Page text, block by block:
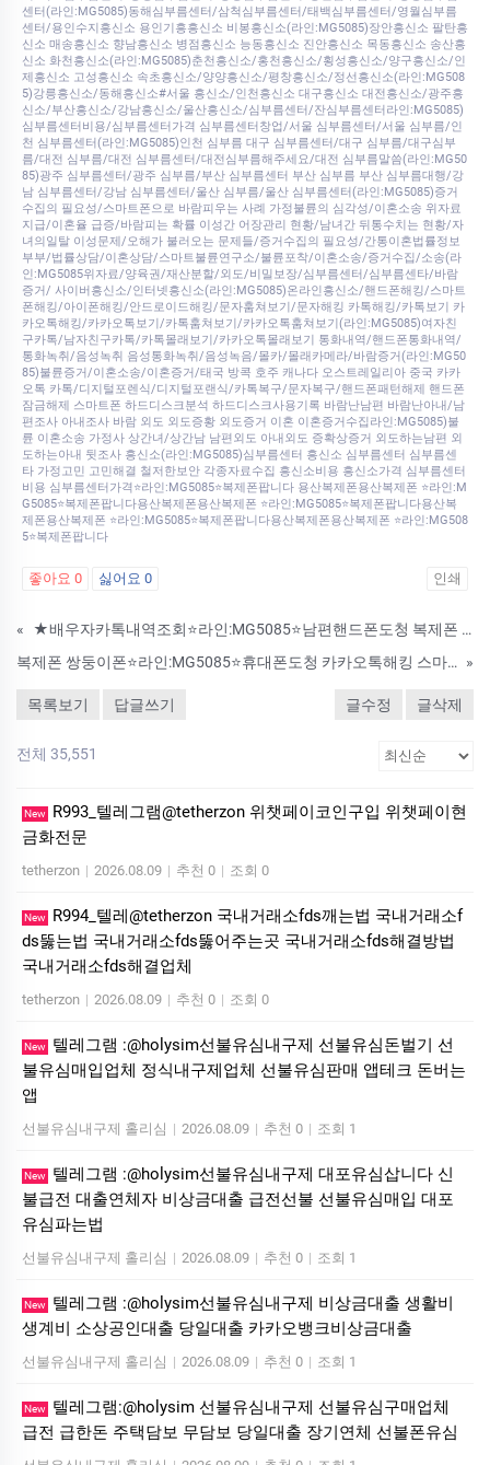
센터(라인:MG5085)동해심부름센터/삼척심부름센터/태백심부름센터/영월심부름
센터/용인수지흥신소 용인기흥흥신소 비봉흥신소(라인:MG5085)장안흥신소 팔탄흥
신소 매송흥신소 향남흥신소 병점흥신소 능동흥신소 진안흥신소 목동흥신소 송산흥
신소 화천흥신소(라인:MG5085)춘천흥신소/홍천흥신소/횡성흥신소/양구흥신소/인
제흥신소 고성흥신소 속초흥신소/양양흥신소/평창흥신소/정선흥신소(라인:MG508
5)강릉흥신소/동해흥신소#서울 흥신소/인천흥신소 대구흥신소 대전흥신소/광주흥
신소/부산흥신소/강남흥신소/울산흥신소/심부름센터/잔심부름센터라인:MG5085)
심부름센터비용/심부름센터가격 심부름센터창업/서울 심부름센터/서울 심부름/인
천 심부름센터(라인:MG5085)인천 심부름 대구 심부름센터/대구 심부름/대구심부
름/대전 심부름/대전 심부름센터/대전심부름해주세요/대전 심부름말씀(라인:MG50
85)광주 심부름센터/광주 심부름/부산 심부름센터 부산 심부름 부산 심부름대행/강
남 심부름센터/강남 심부름센터/울산 심부름/울산 심부름센터(라인:MG5085)증거
수집의 필요성/스마트폰으로 바람피우는 사례 가정불륜의 심각성/이혼소송 위자료
지급/이혼율 급증/바람피는 확률 이성간 어장관리 현황/남녀간 뒤통수치는 현황/자
녀의일탈 이성문제/오해가 불러오는 문제들/증거수집의 필요성/간통이혼법률정보
부부/법률상담/이혼상담/스마트불륜연구소/불륜포착/이혼소송/증거수집/소송(라
인:MG5085위자료/양육권/재산분할/외도/비밀보장/심부름센터/심부름센타/바람
증거/ 사이버흥신소/인터넷흥신소(라인:MG5085)온라인흥신소/핸드폰해킹/스마트
폰해킹/아이폰해킹/안드로이드해킹/문자훔쳐보기/문자해킹 카톡해킹/카톡보기 카
카오톡해킹/카카오톡보기/카톡훔쳐보기/카카오톡훔쳐보기(라인:MG5085)여자친
구카톡/남자친구카톡/카톡몰래보기/카카오톡몰래보기 통화내역/핸드폰통화내역/
통화녹취/음성녹취 음성통화녹취/음성녹음/몰카/몰래카메라/바람증거(라인:MG50
85)불륜증거/이혼소송/이혼증거/태국 방콕 호주 캐나다 오스트레일리아 중국 카카
오톡 카톡/디지털포렌식/디지털포랜식/카톡복구/문자복구/핸드폰패턴해제 핸드폰
잠금해제 스마트폰 하드디스크분석 하드디스크사용기록 바람난남편 바람난아내/남
편조사 아내조사 바람 외도 외도증황 외도증거 이혼 이혼증거수집라인:MG5085)불
륜 이혼소송 가정사 상간녀/상간남 남편외도 아내외도 증확상증거 외도하는남편 외
도하는아내 뒷조사 흥신소(라인:MG5085)심부름센터 흥신소 심부름센터 심부름센
타 가정고민 고민해결 철저한보안 각종자료수집 흥신소비용 흥신소가격 심부름센터
비용 심부름센터가격⭐라인:MG5085⭐복제폰팝니다 용산복제폰용산복제폰 ⭐라인:M
G5085⭐복제폰팝니다용산복제폰용산복제폰 ⭐라인:MG5085⭐복제폰팝니다용산복
제폰용산복제폰 ⭐라인:MG5085⭐복제폰팝니다용산복제폰용산복제폰 ⭐라인:MG508
5⭐복제폰팝니다
좋아요 0 싫어요 0 인쇄
«
★배우자카톡내역조회⭐라인:MG5085⭐남편핸드폰도청 복제폰 카카오톡해킹 핸드폰해킹
복제폰 쌍둥이폰⭐라인:MG5085⭐휴대폰도청 카카오톡해킹 스마트폰해킹 용산복제폰 스파이앱 어플 핸드폰해킹 확인 각종해킹전문업체 카톡해킹의뢰 »
목록보기 답글쓰기 글수정 글삭제
전체 35,551
New
R993_텔레그램@tetherzon 위챗페이코인구입 위챗페이현
금화전문
tetherzon | 2026.08.09 | 추천 0 | 조회 0
New
R994_텔레@tetherzon 국내거래소fds깨는법 국내거래소f
ds뚫는법 국내거래소fds뚫어주는곳 국내거래소fds해결방법
국내거래소fds해결업체
tetherzon | 2026.08.09 | 추천 0 | 조회 0
New
텔레그램 :@holysim선불유심내구제 선불유심돈벌기 선
불유심매입업체 정식내구제업체 선불유심판매 앱테크 돈버는
앱
선불유심내구제 홀리심 | 2026.08.09 | 추천 0 | 조회 1
New
텔레그램 :@holysim선불유심내구제 대포유심삽니다 신
불급전 대출연체자 비상금대출 급전선불 선불유심매입 대포
유심파는법
선불유심내구제 홀리심 | 2026.08.09 | 추천 0 | 조회 1
New
텔레그램 :@holysim선불유심내구제 비상금대출 생활비
생계비 소상공인대출 당일대출 카카오뱅크비상금대출
선불유심내구제 홀리심 | 2026.08.09 | 추천 0 | 조회 1
New
텔레그램:@holysim 선불유심내구제 선불유심구매업체
급전 급한돈 주택담보 무담보 당일대출 장기연체 선불폰유심